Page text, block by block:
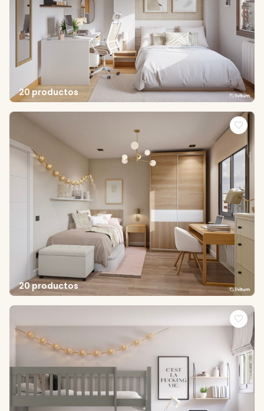
20 productos
20 productos